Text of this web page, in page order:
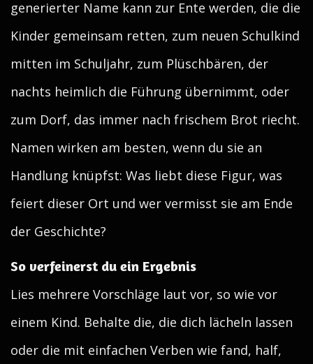
generierter Name kann zur Ente werden, die die
Kinder gemeinsam retten, zum neuen Schulkind
mitten im Schuljahr, zum Plüschbären, der
nachts heimlich die Führung übernimmt, oder
zum Dorf, das immer nach frischem Brot riecht.
Namen wirken am besten, wenn du sie an
Handlung knüpfst: Was liebt diese Figur, was
feiert dieser Ort und wer vermisst sie am Ende
der Geschichte?
So verfeinerst du ein Ergebnis
Lies mehrere Vorschläge laut vor, so wie vor
einem Kind. Behalte die, die dich lächeln lassen
oder die mit einfachen Verben wie fand, half,